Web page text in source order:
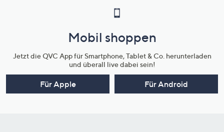
Mobil shoppen
Jetzt die QVC App für Smartphone, Tablet & Co. herunterladen
und überall live dabei sein!
Für Apple Für Android